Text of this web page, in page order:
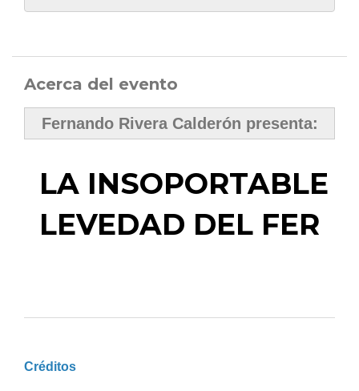
Acerca del evento
Fernando Rivera Calderón presenta:
LA INSOPORTABLE
LEVEDAD DEL FER
Créditos